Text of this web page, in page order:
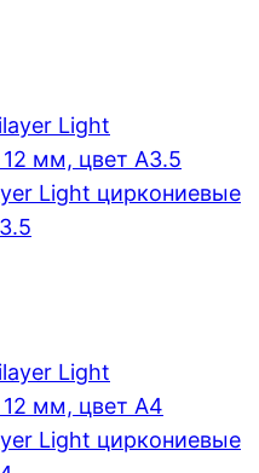
Light циркониевые
Light циркониевые